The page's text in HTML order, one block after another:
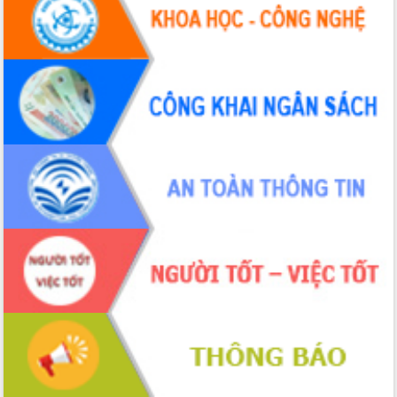
Họp báo thông tin về Hội nghị Công bố
Quy hoạch và Xúc tiến đầu tư tỉnh Đắk
Lắk
Khơi thông điểm nghẽn, đẩy nhanh
giải ngân vốn khắc phục thiên tai
HĐND tỉnh thông qua điều chỉnh Quy
hoạch tỉnh thời kỳ 2021-2030
Hội thảo góp ý hồ sơ điều chỉnh quy
hoạch tỉnh Đắk Lắk thời kỳ 2021-2030,
tầm nhìn đến năm 2050
Nâng cao hiệu quả hoạt động của các
doanh nghiệp nhà nước
Hội nghị triển khai kết nối mạng
truyền số liệu chuyên dùng phục vụ cơ
quan Đảng, Nhà nước
Lễ phát động chuỗi hoạt động chung
tay làm sạch môi trường
Xã Ea Kar bước chuyển mình trong
công tác cải cách hành chính mô hình